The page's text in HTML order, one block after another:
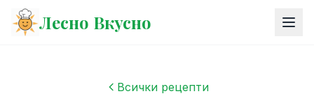
Лесно Вкусно
Всички рецепти